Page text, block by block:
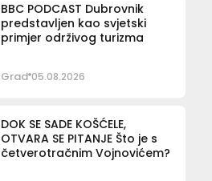
BBC PODCAST Dubrovnik
predstavljen kao svjetski
primjer održivog turizma
Grad 05.08.2026
DOK SE SADE KOŠĆELE,
OTVARA SE PITANJE Što je s
četverotračnim Vojnovićem?